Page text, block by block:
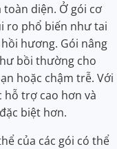
toàn diện. Ở gói cơ
ro phổ biến như tai
hương. Gói nâng
bồi thường cho
hoặc chậm trễ. Với
hỗ trợ cao hơn và
biệt hơn.
của các gói có thể